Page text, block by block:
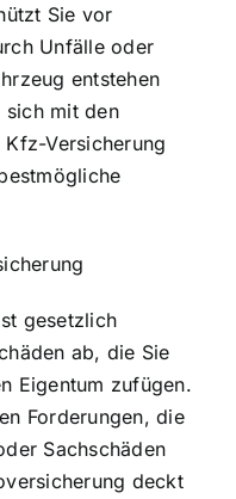
Sie vor
Unfälle oder
entstehen
sich mit den
Versicherung
gesetzlich
ab, die Sie
Eigentum zufügen.
Forderungen, die
Sachschäden
deckt